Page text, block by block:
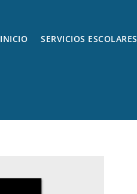
INICIO SERVICIOS ESCOLARES